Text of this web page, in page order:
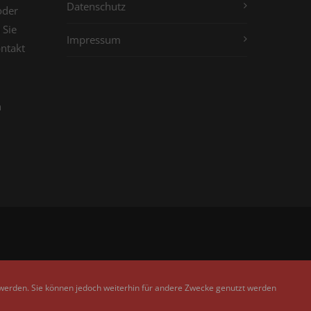
Datenschutz
Impressum
Sie können jedoch weiterhin für andere Zwecke genutzt werden